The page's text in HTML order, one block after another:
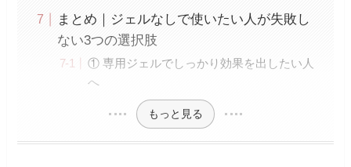
まとめ｜ジェルなしで使いたい人が失敗し
ない3つの選択肢
① 専用ジェルでしっかり効果を出したい人
へ
もっと見る